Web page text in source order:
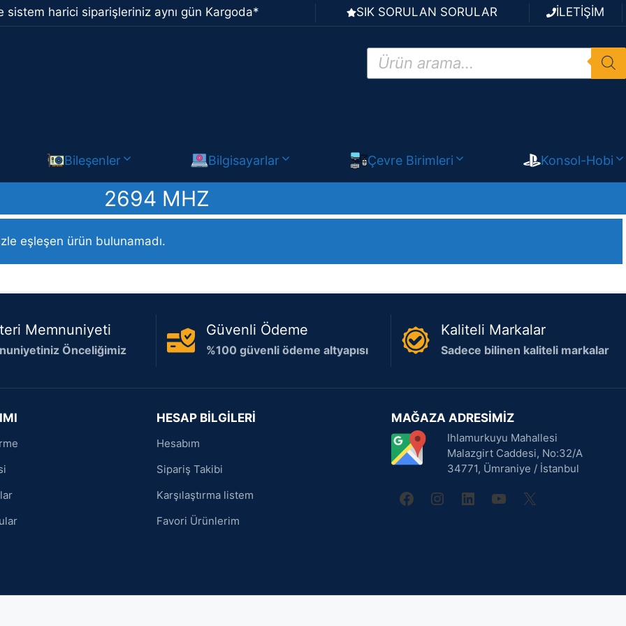
harici siparişleriniz aynı gün Kargoda* SIK SORULAN SORULAR İLETİŞİM
Products
search
Bileşenler Bilgisayarlar Çevre Birimleri Konsol-Hobi
2694 MHZ
eşleşen ürün bulunamadı.
Memnuniyeti
Önceliğimiz
Güvenli Ödeme
%100 güvenli ödeme altyapısı
Kaliteli Markalar
Sadece bilinen kaliteli markalar
HESAP BİLGİLERİ
Hesabım
Sipariş Takibi
Karşılaştırma listem
Favori Ürünlerim
MAĞAZA ADRESİMİZ
Ihlamurkuyu Mahallesi
Malazgirt Caddesi, No:32/A
34771, Ümraniye / İstanbul
facebook
instagram
linkedinyoutube
X